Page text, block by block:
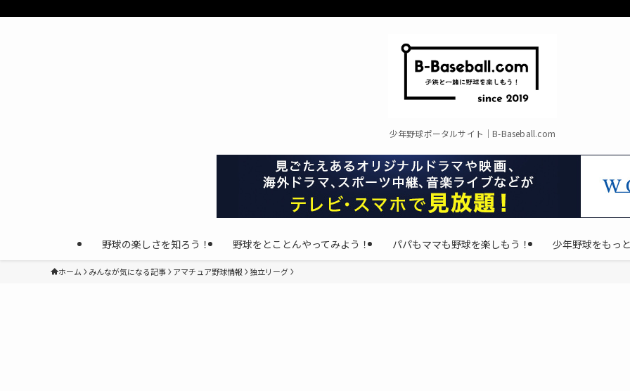
少年野球ポータルサイト｜B-Baseball.com
野球の楽しさを知ろう！ 野球をとことんやってみよう！ パパもママも野球を楽しもう！ 少年野球をもっ
ホーム みんなが気になる記事 アマチュア野球情報 独立リーグ